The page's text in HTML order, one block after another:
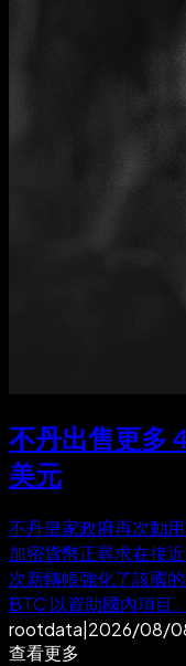
不丹出售更多
美元
不丹皇家政府再次動
加密貨幣正尋求在接
次新轉帳強化了該國
BTC 以資助國內項目。
rootdata 2026/08/
查看更多